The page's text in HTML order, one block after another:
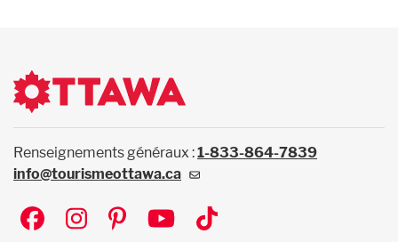
Renseignements généraux :1-833-864-7839
info@tourismeottawa.ca
Social